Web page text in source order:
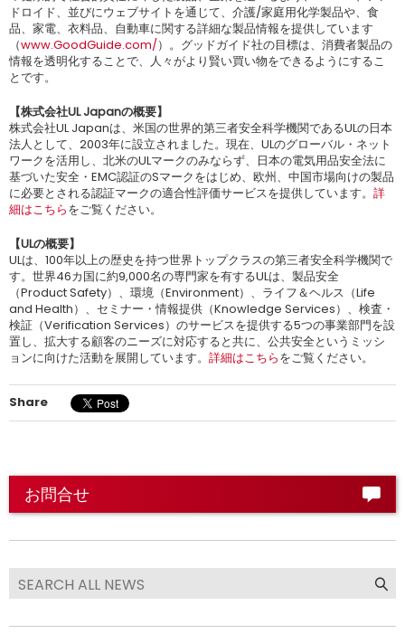
ドロイド、並びにウェブサイトを通じて、介護/家庭用化学製品や、食
品、家電、衣料品、自動車に関する詳細な製品情報を提供しています
（www.GoodGuide.com/）。グッドガイド社の目標は、消費者製品の
情報を透明化することで、人々がより賢い買い物をできるようにするこ
とです。
【株式会社UL Japanの概要】
株式会社UL Japanは、米国の世界的第三者安全科学機関であるULの日本
法人として、2003年に設立されました。現在、ULのグローバル・ネット
ワークを活用し、北米のULマークのみならず、日本の電気用品安全法に
基づいた安全・EMC認証のSマークをはじめ、欧州、中国市場向けの製品
に必要とされる認証マークの適合性評価サービスを提供しています。 詳
細はこちらをご覧ください。
【ULの概要】
ULは、100年以上の歴史を持つ世界トップクラスの第三者安全科学機関で
す。世界46カ国に約9,000名の専門家を有するULは、製品安全
（Product Safety）、環境（Environment）、ライフ＆ヘルス（Life
and Health）、セミナー・情報提供（Knowledge Services）、検査・
検証（Verification Services）のサービスを提供する5つの事業部門を設
置し、拡大する顧客のニーズに対応すると共に、公共安全というミッシ
ョンに向けた活動を展開しています。 詳細はこちらをご覧ください。
Share
お問合せ